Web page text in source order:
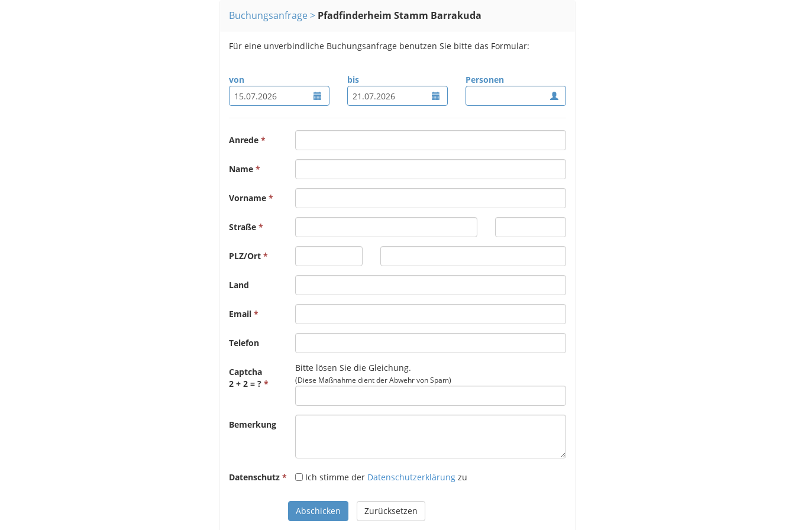
Buchungsanfrage Pfadfinderheim Stamm Barrakuda
Für eine unverbindliche Buchungsanfrage benutzen Sie bitte das Formular:
von bis Personen
Anrede
Name
Vorname
Straße
PLZ/Ort
Land
Email
Telefon
Captcha
2 + 2 = ?
Bitte lösen Sie die Gleichung.
(Diese Maßnahme dient der Abwehr von Spam)
Bemerkung
Datenschutz Ich stimme der Datenschutzerklärung zu
Abschicken Zurücksetzen